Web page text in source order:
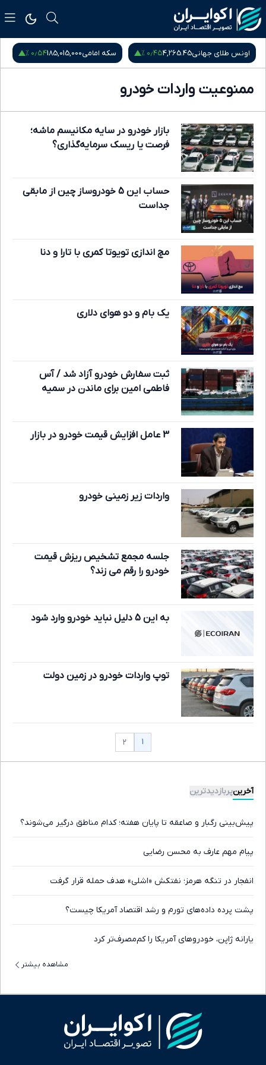
سکه امامی185,015,000۰٫۵۴ % سکه بهار آزادی181,870,000۰٫۱۲ %
ممنوعیت واردات خودرو
بازار خودرو در سایه مکانیسم ماشه؛
فرصت یا ریسک سرمایه‌گذاری؟
حساب این 5 خودروساز چین از مابقی
جداست
مچ اندازی تویوتا کمری با تارا و دنا
یک بام و دو هوای دلاری
ثبت سفارش خودرو آزاد شد / آس
فاطمی امین برای ماندن در سمیه
3 عامل افزایش قیمت خودرو در بازار
واردات زیر زمینی خودرو
جلسه مجمع تشخیص ریزش قیمت
خودرو را رقم می زند؟
به این 5 دلیل نباید خودرو وارد شود
توپ واردات خودرو در زمین دولت
۱ ۲
آخرینپربازدیدترین
پیش‌بینی رگبار و صاعقه تا پایان هفته؛ کدام مناطق درگیر می‌شوند؟
پیام مهم عارف به محسن رضایی
انفجار در تنگه هرمز؛ نفتکش «اشلی» هدف حمله قرار گرفت
پشت پرده داده‌های تورم و رشد اقتصاد آمریکا چیست؟
یارانه ژاپن، خودروهای آمریکا را کم‌مصرف‌تر کرد
مشاهده بیشتر